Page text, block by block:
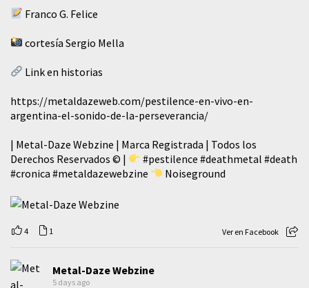
Franco G. Felice
cortesía Sergio Mella
Link en historias
https://metaldazeweb.com/pestilence-en-vivo-en-
argentina-el-sonido-de-la-perseverancia/
| Metal-Daze Webzine | Marca Registrada | Todos los
Derechos Reservados © |
#pestilence #deathmetal #death
#cronica #metaldazewebzine Noiseground
4 1 Ver en Facebook
Metal-Daze Webzine
5 days ago